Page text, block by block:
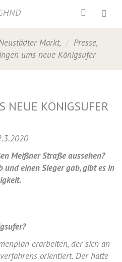
Markt, Presse,
ums neue Königsufer
NEUE KÖNIGSUFER
Meißner Straße aussehen?
und einen Sieger gab, gibt es in
erarbeiten, der sich an
orientiert. Der hatte